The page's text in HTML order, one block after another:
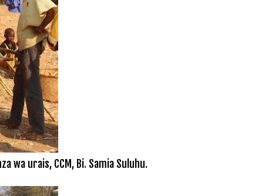
wa urais, CCM, Bi. Samia Suluhu.